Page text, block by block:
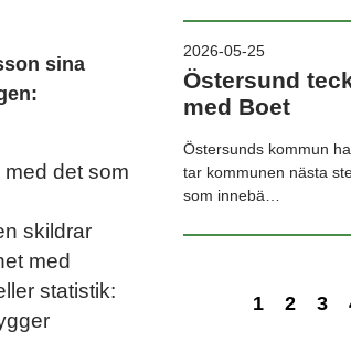
sina
det som
skildrar
med
statistik:
2026-05-25
Östersund
med Boet
Östersunds kommun
tar kommunen nästa
som innebä…
1 2 3